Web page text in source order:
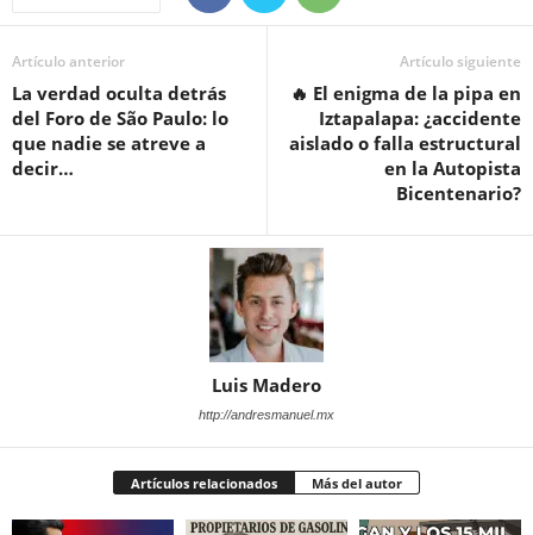
Artículo anterior
La verdad oculta detrás
del Foro de São Paulo: lo
que nadie se atreve a
decir…
Artículo siguiente
🔥 El enigma de la pipa en
Iztapalapa: ¿accidente
aislado o falla estructural
en la Autopista
Bicentenario?
Luis Madero
http://andresmanuel.mx
Artículos relacionados Más del autor